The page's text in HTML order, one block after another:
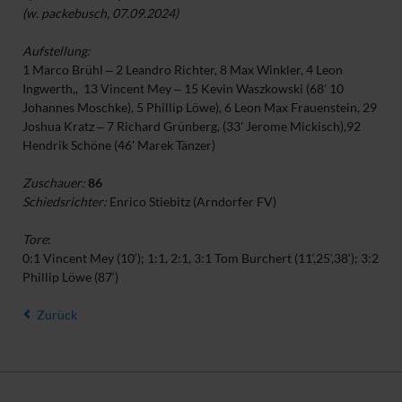
(w. packebusch, 07.09.2024)
Aufstellung:
1 Marco Brühl ‒ 2 Leandro Richter, 8 Max Winkler, 4 Leon
Ingwerth,, 13 Vincent Mey ‒ 15 Kevin Waszkowski (68' 10
Johannes Moschke), 5 Phillip Löwe), 6 Leon Max Frauenstein, 29
Joshua Kratz ‒ 7 Richard Grünberg, (33' Jerome Mickisch),92
Hendrik Schöne (46' Marek Tänzer)
Zuschauer: 86
Schiedsrichter:Enrico Stiebitz (Arndorfer FV)
Tore:
0:1 Vincent Mey (10‘); 1:1, 2:1, 3:1 Tom Burchert (11‘,25‘,38‘); 3:2
Phillip Löwe (87‘)
Zurück